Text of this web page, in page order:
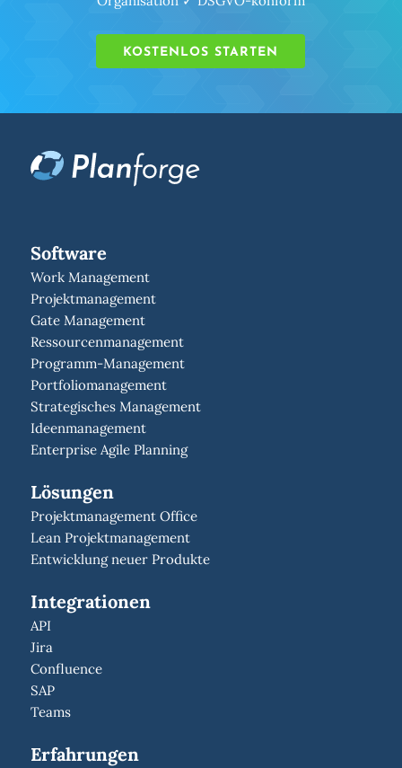
KOSTENLOS STARTEN
Software
Work Management
Projektmanagement
Gate Management
Ressourcenmanagement
Programm-Management
Portfoliomanagement
Strategisches Management
Ideenmanagement
Enterprise Agile Planning
Lösungen
Projektmanagement Office
Lean Projektmanagement
Entwicklung neuer Produkte
Integrationen
API
Jira
Confluence
SAP
Teams
Erfahrungen